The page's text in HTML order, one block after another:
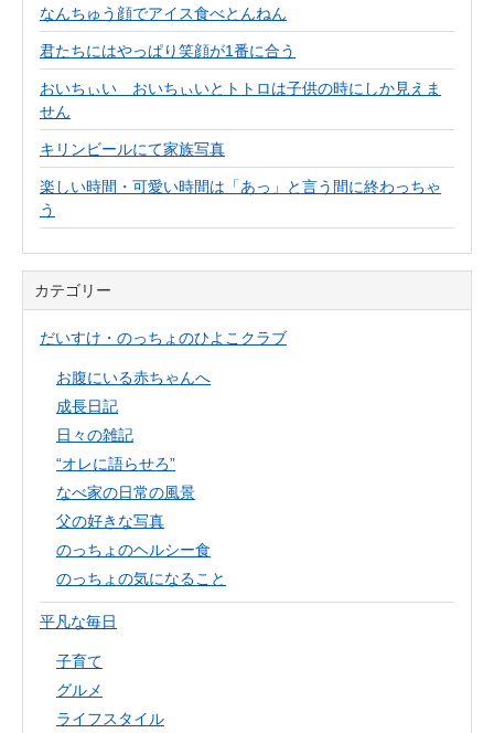
なんちゅう顔でアイス食べとんねん
君たちにはやっぱり笑顔が1番に合う
おいちぃい おいちぃいとトトロは子供の時にしか見えま
せん
キリンビールにて家族写真
楽しい時間・可愛い時間は「あっ」と言う間に終わっちゃ
う
カテゴリー
だいすけ・のっちょのひよこクラブ
お腹にいる赤ちゃんへ
成長日記
日々の雑記
“オレに語らせろ”
なべ家の日常の風景
父の好きな写真
のっちょのヘルシー食
のっちょの気になること
平凡な毎日
子育て
グルメ
ライフスタイル